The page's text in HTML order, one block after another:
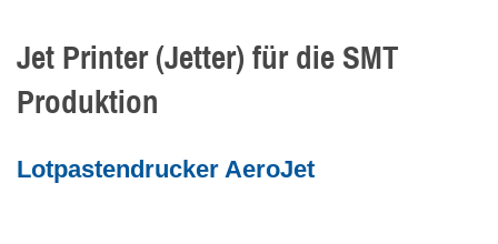
Jet Printer (Jetter) für die SMT
Produktion
Lotpastendrucker AeroJet